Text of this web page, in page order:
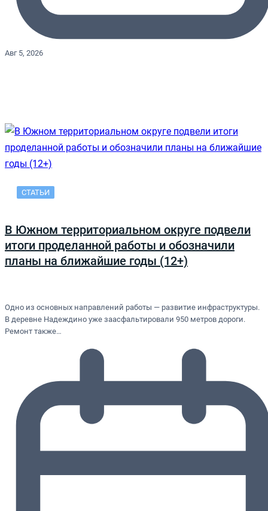
Авг 5, 2026
СТАТЬИ
В Южном территориальном округе подвели
итоги проделанной работы и обозначили
планы на ближайшие годы (12+)
Одно из основных направлений работы — развитие инфраструктуры.
В деревне Надеждино уже заасфальтировали 950 метров дороги.
Ремонт также…